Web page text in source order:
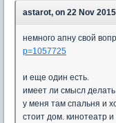
astarot, on 22 Nov
немного апну свой
p=1057725
и еще один есть.
имеет ли смысл
у меня там спальня и
стоит дом. кинотеатр